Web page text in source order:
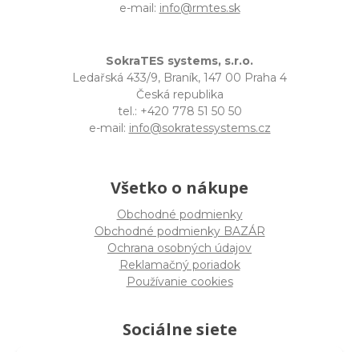
e-mail: info@rmtes.sk
SokraTES systems, s.r.o.
Ledařská 433/9, Braník, 147 00 Praha 4
Česká republika
tel.: +420 778 51 50 50
e-mail: info@sokratessystems.cz
Všetko o nákupe
Obchodné podmienky
Obchodné podmienky BAZÁR
Ochrana osobných údajov
Reklamačný poriadok
Používanie cookies
Sociálne siete